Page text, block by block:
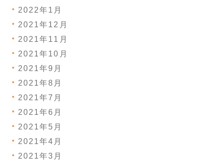
2022年1月
2021年12月
2021年11月
2021年10月
2021年9月
2021年8月
2021年7月
2021年6月
2021年5月
2021年4月
2021年3月